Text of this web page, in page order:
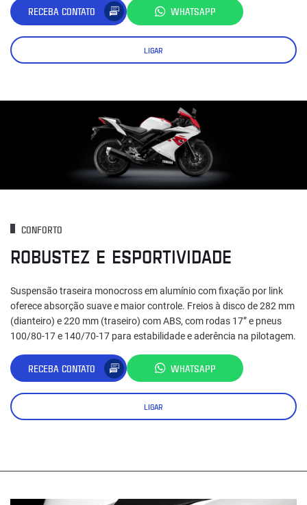
RECEBA CONTATO WHATSAPP
LIGAR
CONFORTO
ROBUSTEZ E ESPORTIVIDADE
Suspensão traseira monocross em alumínio com fixação por link
oferece absorção suave e maior controle. Freios à disco de 282 mm
(dianteiro) e 220 mm (traseiro) com ABS, com rodas 17” e pneus
100/80‑17 e 140/70‑17 para estabilidade e aderência na pilotagem.
RECEBA CONTATO WHATSAPP
LIGAR